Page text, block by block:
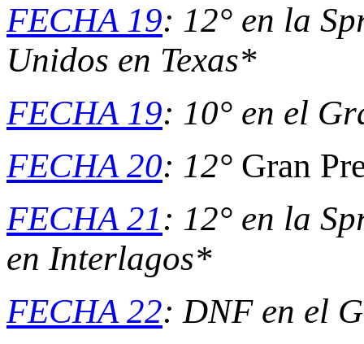
FECHA 19: 12° en la
Unidos en Texas*
FECHA 19: 10° en el
FECHA 20: 12° Gran
FECHA 21: 12° en la
en Interlagos*
FECHA 22: DNF en el